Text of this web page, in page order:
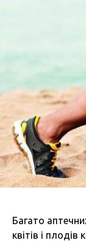
Багато
квітів і